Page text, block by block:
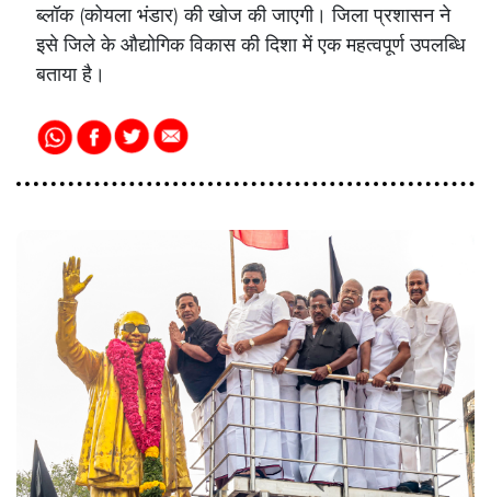
ब्लॉक (कोयला भंडार) की खोज की जाएगी। जिला प्रशासन ने
इसे जिले के औद्योगिक विकास की दिशा में एक महत्वपूर्ण उपलब्धि
बताया है।